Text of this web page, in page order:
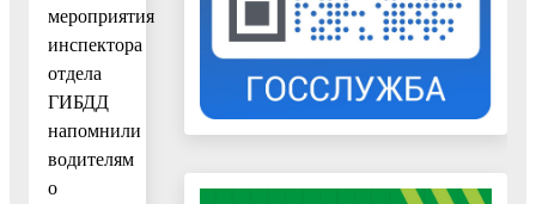
мероприятия
инспектора
отдела
ГИБДД
напомнили
водителям
о